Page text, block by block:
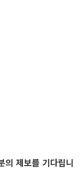
의 제보를 기다립니